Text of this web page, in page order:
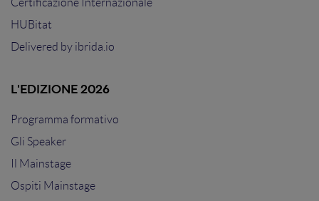
Certificazione Internazionale
HUBitat
Delivered by ibrida.io
L'EDIZIONE 2026
Programma formativo
Gli Speaker
Il Mainstage
Ospiti Mainstage